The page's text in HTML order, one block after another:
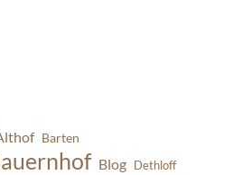
Barten
Blog Dethloff